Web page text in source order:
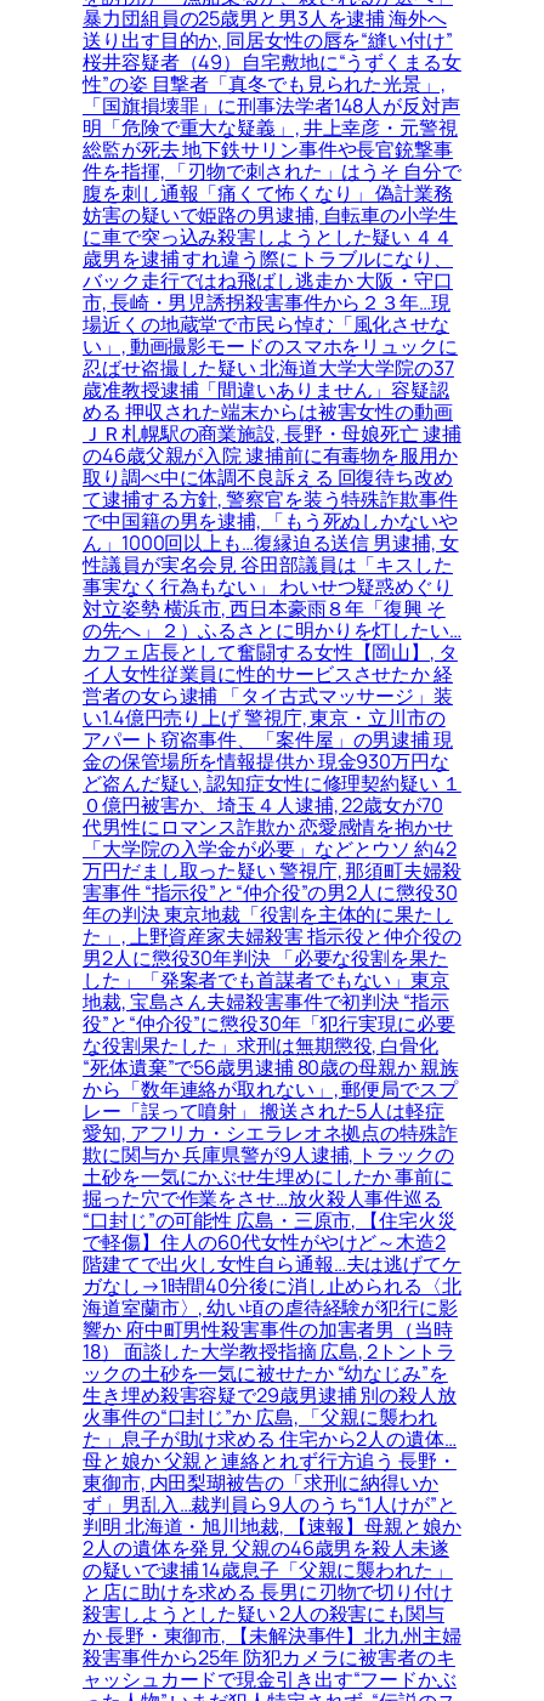
暴力団組員の25歳男と男3人を逮捕 海外へ
送り出す目的か, 同居女性の唇を“縫い付け”
桜井容疑者（49）自宅敷地に“うずくまる女
性”の姿 目撃者「真冬でも見られた光景」,
「国旗損壊罪」に刑事法学者148人が反対声
明「危険で重大な疑義」, 井上幸彦・元警視
総監が死去 地下鉄サリン事件や長官銃撃事
件を指揮, 「刃物で刺された」はうそ 自分で
腹を刺し通報「痛くて怖くなり」 偽計業務
妨害の疑いで姫路の男逮捕, 自転車の小学生
に車で突っ込み殺害しようとした疑い ４４
歳男を逮捕 すれ違う際にトラブルになり、
バック走行ではね飛ばし逃走か 大阪・守口
市, 長崎・男児誘拐殺害事件から２３年…現
場近くの地蔵堂で市民ら悼む「風化させな
い」, 動画撮影モードのスマホをリュックに
忍ばせ盗撮した疑い 北海道大学大学院の37
歳准教授逮捕「間違いありません」容疑認
める 押収された端末からは被害女性の動画
ＪＲ札幌駅の商業施設, 長野・母娘死亡 逮捕
の46歳父親が入院 逮捕前に有毒物を服用か
取り調べ中に体調不良訴える 回復待ち改め
て逮捕する方針, 警察官を装う特殊詐欺事件
で中国籍の男を逮捕, 「もう死ぬしかないや
ん」1000回以上も…復縁迫る送信 男逮捕, 女
性議員が実名会見 谷田部議員は「キスした
事実なく行為もない」 わいせつ疑惑めぐり
対立姿勢 横浜市, 西日本豪雨８年「復興 そ
の先へ」２）ふるさとに明かりを灯したい…
カフェ店長として奮闘する女性【岡山】, タ
イ人女性従業員に性的サービスさせたか 経
営者の女ら逮捕 「タイ古式マッサージ」装
い1.4億円売り上げ 警視庁, 東京・立川市の
アパート窃盗事件、「案件屋」の男逮捕 現
金の保管場所を情報提供か 現金930万円な
ど盗んだ疑い, 認知症女性に修理契約疑い １
０億円被害か、埼玉４人逮捕, 22歳女が70
代男性にロマンス詐欺か 恋愛感情を抱かせ
「大学院の入学金が必要」などとウソ 約42
万円だまし取った疑い 警視庁, 那須町夫婦殺
害事件 “指示役”と“仲介役”の男2人に懲役30
年の判決 東京地裁「役割を主体的に果たし
た」, 上野資産家夫婦殺害 指示役と仲介役の
男2人に懲役30年判決 「必要な役割を果た
した」「発案者でも首謀者でもない」東京
地裁, 宝島さん夫婦殺害事件で初判決 “指示
役”と“仲介役”に懲役30年「犯行実現に必要
な役割果たした」求刑は無期懲役, 白骨化
“死体遺棄”で56歳男逮捕 80歳の母親か 親族
から「数年連絡が取れない」, 郵便局でスプ
レー「誤って噴射」 搬送された5人は軽症
愛知, アフリカ・シエラレオネ拠点の特殊詐
欺に関与か 兵庫県警が9人逮捕, トラックの
土砂を一気にかぶせ生埋めにしたか 事前に
掘った穴で作業をさせ…放火殺人事件巡る
“口封じ”の可能性 広島・三原市, 【住宅火災
で軽傷】住人の60代女性がやけど～木造2
階建てで出火し女性自ら通報…夫は逃げてケ
ガなし→1時間40分後に消し止められる〈北
海道室蘭市〉, 幼い頃の虐待経験が犯行に影
響か 府中町男性殺害事件の加害者男（当時
18） 面談した大学教授指摘 広島, 2トントラ
ックの土砂を一気に被せたか “幼なじみ”を
生き埋め殺害容疑で29歳男逮捕 別の殺人放
火事件の“口封じ”か 広島, 「父親に襲われ
た」息子が助け求める 住宅から2人の遺体…
母と娘か 父親と連絡とれず行方追う 長野・
東御市, 内田梨瑚被告の「求刑に納得いか
ず」男乱入…裁判員ら9人のうち“1人けが”と
判明 北海道・旭川地裁, 【速報】母親と娘か
2人の遺体を発見 父親の46歳男を殺人未遂
の疑いで逮捕 14歳息子「父親に襲われた」
と店に助けを求める 長男に刃物で切り付け
殺害しようとした疑い 2人の殺害にも関与
か 長野・東御市, 【未解決事件】北九州主婦
殺害事件から25年 防犯カメラに被害者のキ
ャッシュカードで現金引き出す“フードかぶ